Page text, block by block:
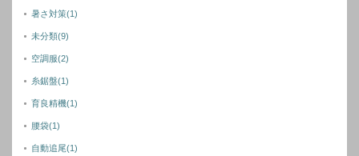
暑さ対策(1)
未分類(9)
空調服(2)
糸鋸盤(1)
育良精機(1)
腰袋(1)
自動追尾(1)